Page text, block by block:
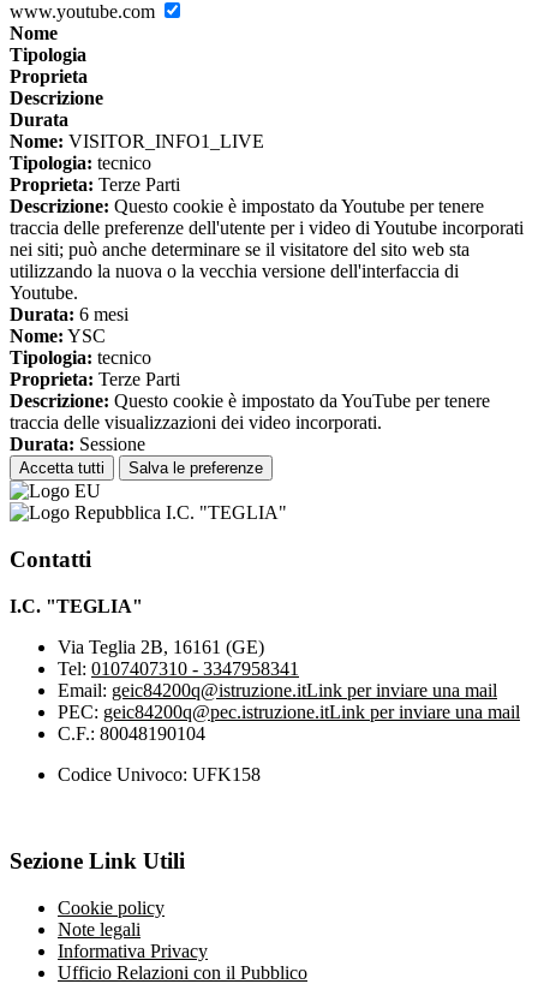
www.youtube.com
Nome
Tipologia
Proprieta
Descrizione
Durata
Nome: VISITOR_INFO1_LIVE
Tipologia: tecnico
Proprieta: Terze Parti
Descrizione: Questo cookie è impostato da Youtube per tenere
traccia delle preferenze dell'utente per i video di Youtube incorporati
nei siti; può anche determinare se il visitatore del sito web sta
utilizzando la nuova o la vecchia versione dell'interfaccia di
Youtube.
Durata: 6 mesi
Nome: YSC
Tipologia: tecnico
Proprieta: Terze Parti
Descrizione: Questo cookie è impostato da YouTube per tenere
traccia delle visualizzazioni dei video incorporati.
Durata: Sessione
Accetta tutti Salva le preferenze
I.C. "TEGLIA"
Contatti
I.C. "TEGLIA"
Via Teglia 2B, 16161 (GE)
Tel: 0107407310 - 3347958341
Email: geic84200q@istruzione.itLink per inviare una mail
PEC: geic84200q@pec.istruzione.itLink per inviare una mail
C.F.: 80048190104
Codice Univoco: UFK158
Sezione Link Utili
Cookie policy
Note legali
Informativa Privacy
Ufficio Relazioni con il Pubblico